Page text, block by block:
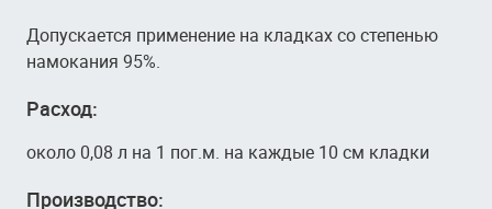
Допускается применение на кладках со степенью
намокания 95%.
Расход:
около 0,08 л на 1 пог.м. на каждые 10 см кладки
Производство: